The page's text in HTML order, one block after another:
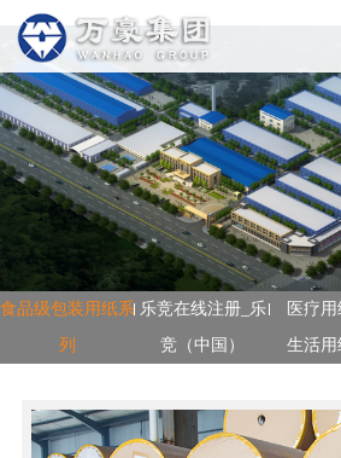
乐竞在线注册_乐竞（中国）
食品级包装用纸系
列
乐竞在线注册_乐
竞（中国）
医疗用
生活用